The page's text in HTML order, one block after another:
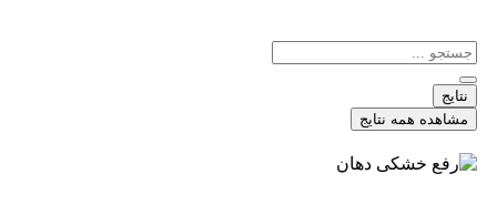
نتایج
مشاهده همه نتایج